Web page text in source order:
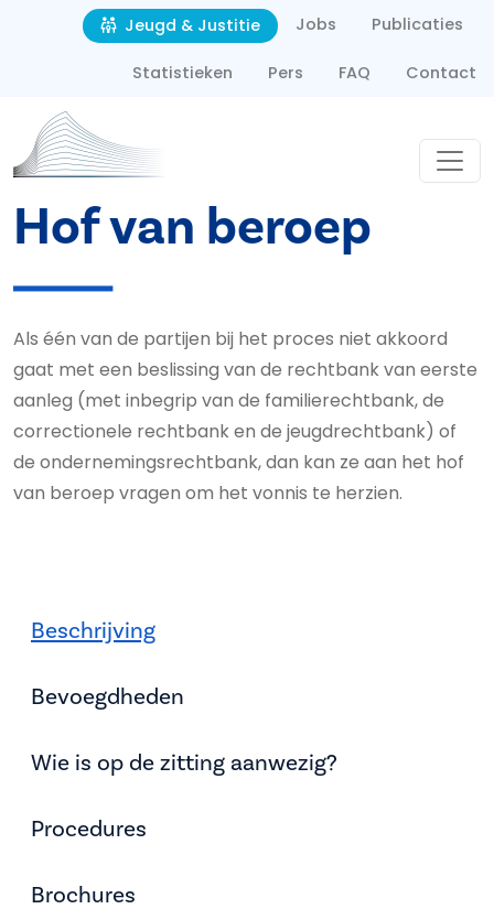
Overslaan en naar de inhoud gaan
Second navigation
Jeugd & Justitie Jobs Publicaties
Statistieken Pers FAQ Contact
Hof van beroep
Als één van de partijen bij het proces niet akkoord
gaat met een beslissing van de rechtbank van eerste
aanleg (met inbegrip van de familierechtbank, de
correctionele rechtbank en de jeugdrechtbank) of
de ondernemingsrechtbank, dan kan ze aan het hof
van beroep vragen om het vonnis te herzien.
Beschrijving
Bevoegdheden
Wie is op de zitting aanwezig?
Procedures
Brochures